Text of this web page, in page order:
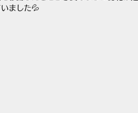
ました💦